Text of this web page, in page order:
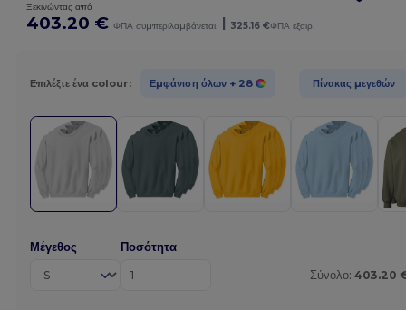
Ξεκινώντας από
403.20 € ΦΠΑ συμπεριλαμβάνεται. | 325.16 €ΦΠΑ εξαιρ.
Επιλέξτε ένα colour: Εμφάνιση όλων + 28 Πίνακας μεγεθών
Μέγεθος Ποσότητα
Σύνολο: 403.20